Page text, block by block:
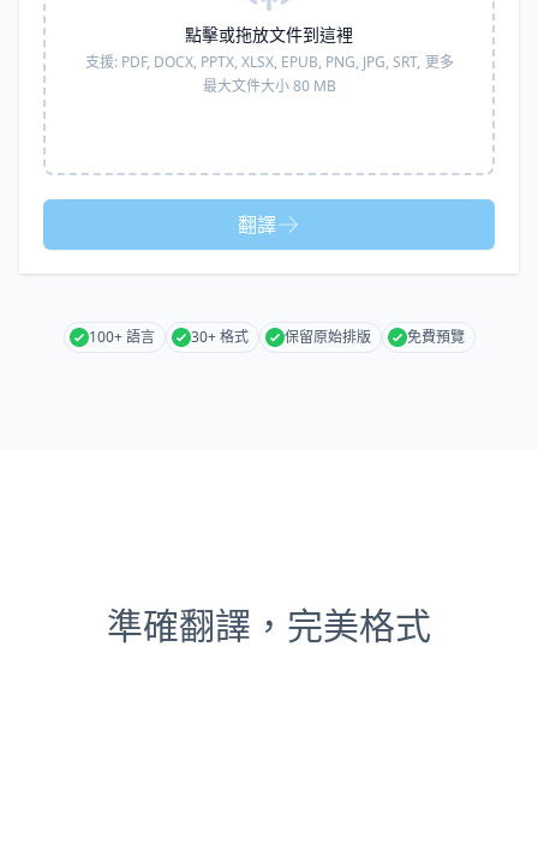
點擊或拖放文件到這裡
支援: PDF, DOCX, PPTX, XLSX, EPUB, PNG, JPG, SRT, 更多
最大文件大小 80 MB
翻譯
100+ 語言 30+ 格式 保留原始排版 免費預覽
準確翻譯，完美格式